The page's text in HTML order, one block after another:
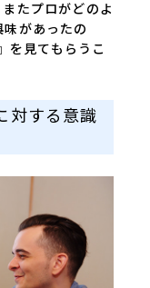
たプロがどのよ
があったの
を見てもらうこ
対する意識